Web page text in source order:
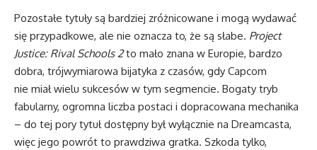
Pozostałe tytuły są bardziej zróżnicowane i mogą wydawać
się przypadkowe, ale nie oznacza to, że są słabe. Project
Justice: Rival Schools 2to mało znana w Europie, bardzo
dobra, trójwymiarowa bijatyka z czasów, gdy Capcom
nie miał wielu sukcesów w tym segmencie. Bogaty tryb
fabularny, ogromna liczba postaci i dopracowana mechanika
– do tej pory tytuł dostępny był wyłącznie na Dreamcasta,
więc jego powrót to prawdziwa gratka. Szkoda tylko,